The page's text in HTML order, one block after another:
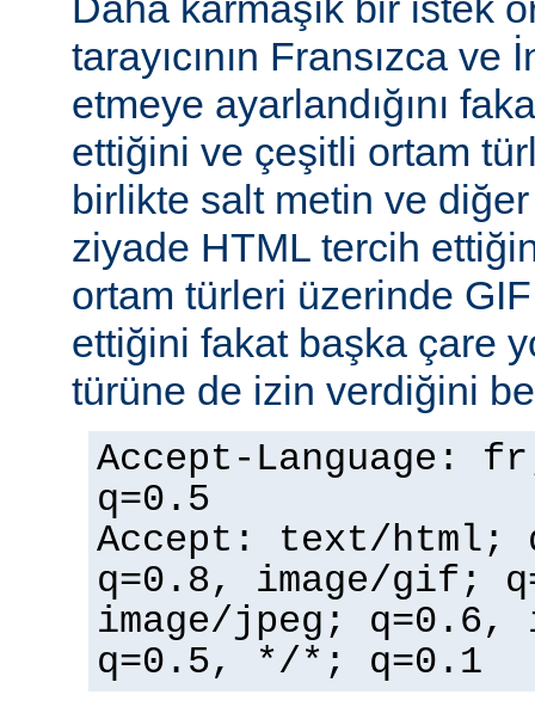
tarayıcının Fransızca
etmeye ayarlandığını
ettiğini ve çeşitli ortam
birlikte salt metin ve
ziyade HTML tercih
ortam türleri üzerinde
ettiğini fakat başka çare
türüne de izin verdiğini
Accept-Language:
q=0.5
Accept: text/html;
q=0.8, image/gif;
image/jpeg; q=0.6,
q=0.5, */*; q=0.1